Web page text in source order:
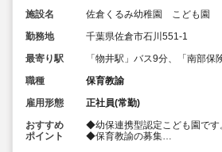
施設名
佐倉くるみ幼稚園 こども園
勤務地
千葉県佐倉市石川551-1
最寄り駅
「物井駅」バス9分、「南部保
職種
保育教諭
雇用形態
正社員(常勤)
おすすめ
ポイント
◆幼保連携型認定こども園です
◆保育教諭の募集